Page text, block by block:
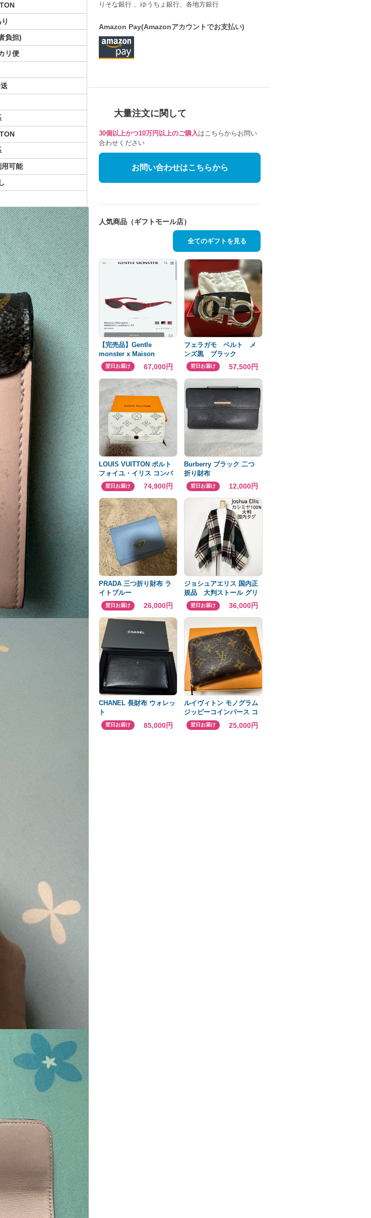
負担)
リ便
可能
りそな銀行 、ゆうちょ銀行、各地方銀行
Amazon Pay(Amazonアカウントでお支払い)
大量注文に関して
30個以上かつ10万円以上のご購入 はこちらからお問い
合わせください
お問い合わせはこちらから
人気商品（ギフトモール店）
全てのギフトを見る
【完売品】Gentle
monster x Maison
Margiela
翌日お届け 67,000円
フェラガモ ベルト メ
ンズ黒 ブラック
翌日お届け 57,500円
LOUIS VUITTON ポルト
フォイユ・イリス コンパ
クト
翌日お届け 74,900円
Burberry ブラック 二つ
折り財布
翌日お届け 12,000円
PRADA 三つ折り財布 ラ
イトブルー
翌日お届け 26,000円
ジョシュアエリス 国内正
規品 大判ストール グリ
ーン カシミヤ100% チェ
ック
翌日お届け 36,000円
CHANEL 長財布 ウォレッ
ト
翌日お届け 85,000円
ルイヴィトン モノグラム
ジッピーコインパース コ
インケース 小銭入れ
翌日お届け 25,000円